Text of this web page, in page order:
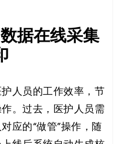
据在线采集
人员的工作效率，节
。过去，医护人员需
应的“做管”操作，随